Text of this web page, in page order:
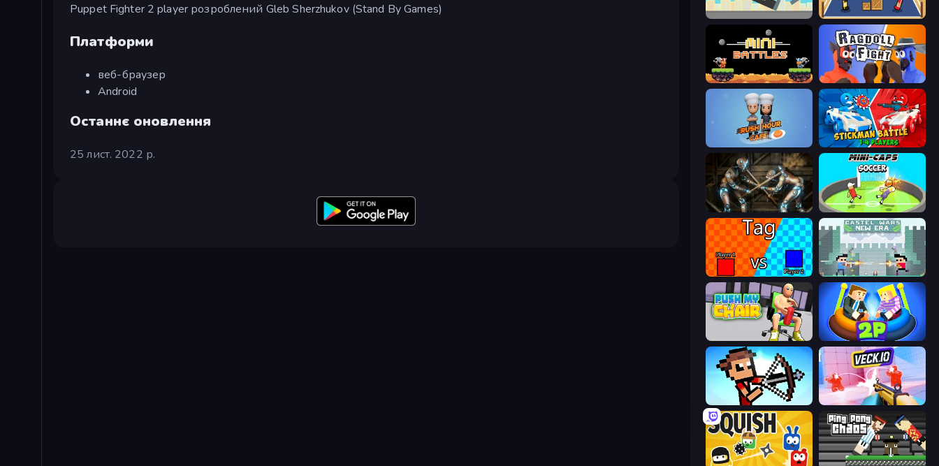
Puppet Fighter 2 player розроблений Gleb Sherzhukov (Stand By Games)
Платформи
веб-браузер
Android
Останнє оновлення
25 лист. 2022 р.
Rooftop Snipers Boxing Random
12 MiniBattles Ragdoll Fight
Rush Hour Cafe Stickman battle 1-4 Players
Striker Dummies Mini-Caps: Soccer
2 Player Tag Castle Wars: New Era
Push My Chair Ragdoll Arena 2 Player
Stick Archers Battle Veck.io